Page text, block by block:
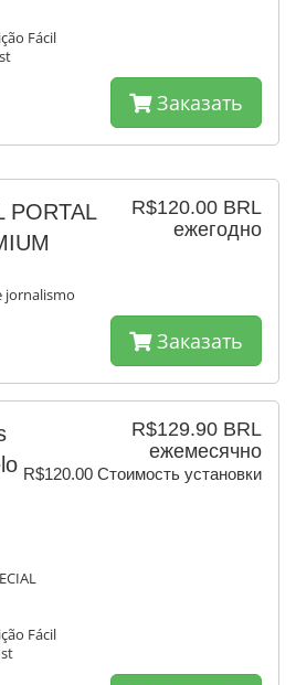
Fácil
Заказать
R$120.00 BRL
ежегодно
PORTAL
jornalismo
Заказать
R$129.90 BRL
ежемесячно
R$120.00 Стоимость установки
Fácil